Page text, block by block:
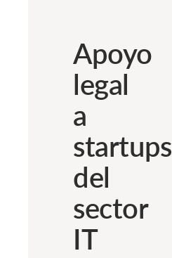
Apoyo
legal
a
startups
del
sector
IT